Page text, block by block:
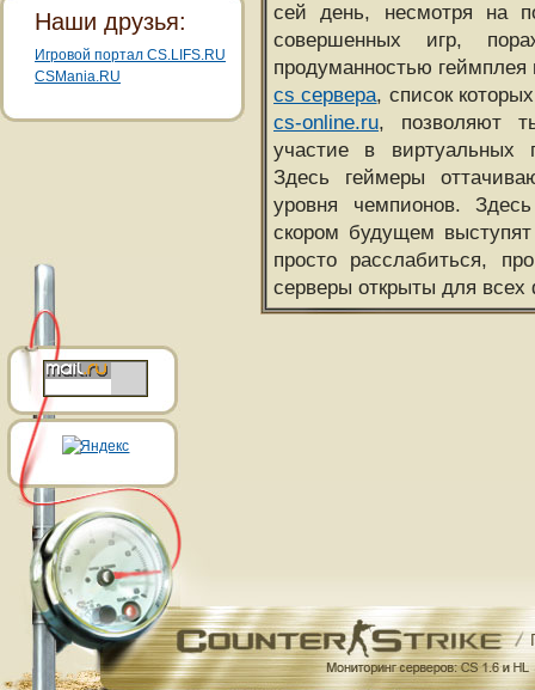
сей день, несмотря на
совершенных игр,
продуманностью
cs сервера, список
cs-online.ru, позволяют
участие в виртуальных
Здесь геймеры
уровня чемпионов.
скором будущем
просто расслабиться,
серверы открыты для всех
Наши друзья:
Игровой портал CS.LIFS.RU
CSMania.RU